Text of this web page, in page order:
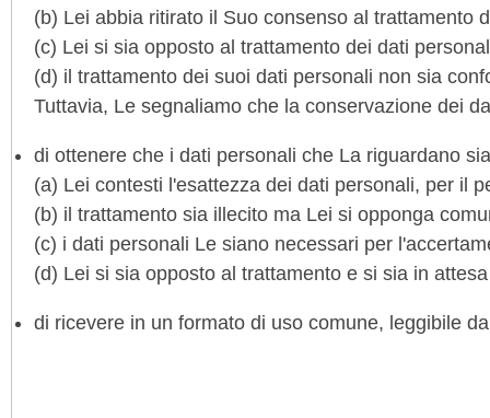
(b) Lei abbia ritirato il Suo consenso al trattamento
(c) Lei si sia opposto al trattamento dei dati
(d) il trattamento dei suoi dati personali non sia
Tuttavia, Le segnaliamo che la conservazione dei
di ottenere che i dati personali che La riguardano
(a) Lei contesti l'esattezza dei dati personali, per il
(b) il trattamento sia illecito ma Lei si opponga
(c) i dati personali Le siano necessari per
(d) Lei si sia opposto al trattamento e si sia in
di ricevere in un formato di uso comune, leggibile